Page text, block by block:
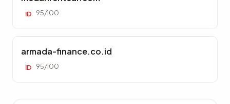
ID 95/100
armada-finance.co.id
ID 95/100